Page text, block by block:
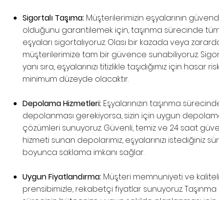
Sigortalı Taşıma: Müşterilerimizin eşyalarının
olduğunu garantilemek için, taşınma sürecinde
eşyaları sigortalıyoruz. Olası bir kazada veya
müşterilerimize tam bir güvence sunabiliyoruz.
yanı sıra, eşyalarınızı titizlikle taşıdığımız için hasar
minimum düzeyde olacaktır.
Depolama Hizmetleri: Eşyalarınızın taşınma
depolanması gerekiyorsa, sizin için uygun
çözümleri sunuyoruz. Güvenli, temiz ve 24 saat
hizmeti sunan depolarımız, eşyalarınızı istediğiniz
boyunca saklama imkanı sağlar.
Uygun Fiyatlandırma: Müşteri memnuniyeti ve
prensibimizle, rekabetçi fiyatlar sunuyoruz. Taşınma